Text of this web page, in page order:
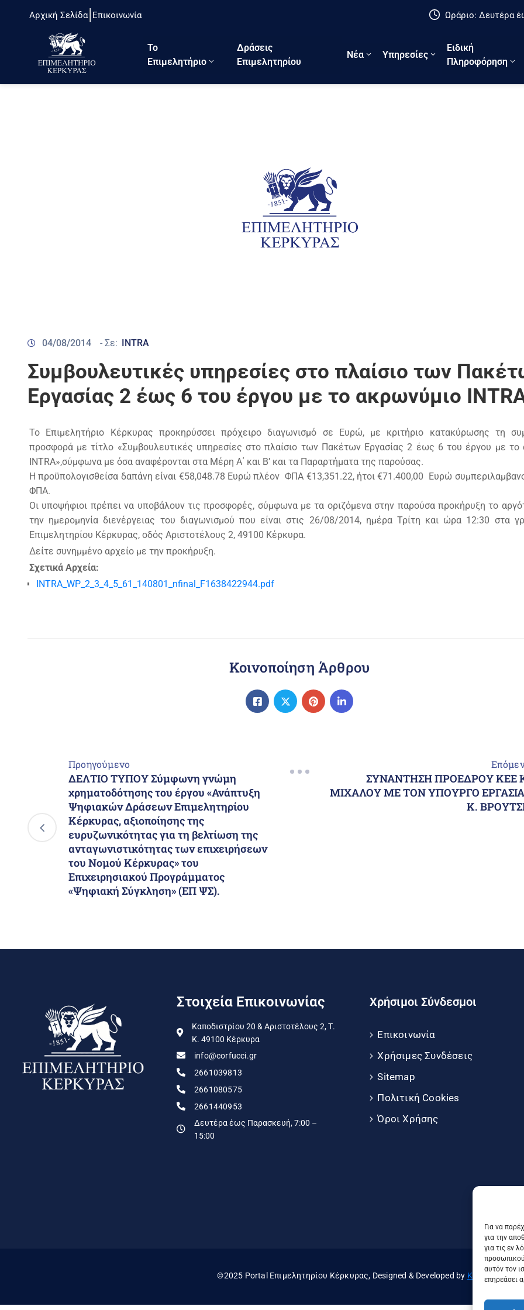
Για να
για την
για τις εν
αυτόν τον
επηρεάσει
Αρχική Σελίδα Επικοινωνία Ωράριο: Δευτέρα
Το
Eπιμελητήριο
Δράσεις
Επιμελητηρίου
Νέα Υπηρεσίες
Ειδική
Πληροφόρηση
04/08/2014 - Σε: INTRA
Συμβουλευτικές υπηρεσίες στο πλαίσιο των
Εργασίας 2 έως 6 του έργου με το ακρωνύμιο
Το Επιμελητήριο Κέρκυρας προκηρύσσει πρόχειρο διαγωνισμό σε Ευρώ, με κριτήριο κατακύρωσης τη
προσφορά με τίτλο «Συμβουλευτικές υπηρεσίες στο πλαίσιο των Πακέτων Εργασίας 2 έως 6 του έργου με το
INTRA»,σύμφωνα με όσα αναφέρονται στα Μέρη Α΄ και Β’ και τα Παραρτήματα της παρούσας.
Η προϋπολογισθείσα δαπάνη είναι €58,048.78 Ευρώ πλέον ΦΠΑ €13,351.22, ήτοι €71.400,00 Ευρώ
ΦΠΑ.
Οι υποψήφιοι πρέπει να υποβάλουν τις προσφορές, σύμφωνα με τα οριζόμενα στην παρούσα προκήρυξη το
την ημερομηνία διενέργειας του διαγωνισμού που είναι στις 26/08/2014, ημέρα Τρίτη και ώρα 12:30 στα
Επιμελητηρίου Κέρκυρας, οδός Αριστοτέλους 2, 49100 Κέρκυρα.
Δείτε συνημμένο αρχείο με την προκήρυξη.
Σχετικά Αρχεία:
INTRA_WP_2_3_4_5_61_140801_nfinal_F1638422944.pdf
Κοινοποίηση Άρθρου
Προηγούμενο
ΔΕΛΤΙΟ ΤΥΠΟΥ Σύμφωνη γνώμη
χρηματοδότησης του έργου «Ανάπτυξη
Ψηφιακών Δράσεων Επιμελητηρίου
Κέρκυρας, αξιοποίησης της
ευρυζωνικότητας για τη βελτίωση της
ανταγωνιστικότητας των επιχειρήσεων
του Νομού Κέρκυρας» του
Επιχειρησιακού Προγράμματος
«Ψηφιακή Σύγκληση» (ΕΠ ΨΣ).
ΣΥΝΑΝΤΗΣΗ ΠΡΟΕΔΡΟΥ ΚΕΕ
ΜΙΧΑΛΟΥ ΜΕ ΤΟΝ ΥΠΟΥΡΓΟ
Κ.
Στοιχεία Επικοινωνίας
Καποδιστρίου 20 & Αριστοτέλους 2, Τ.
Κ. 49100 Κέρκυρα
info@corfucci.gr
2661039813
2661080575
2661440953
Δευτέρα έως Παρασκευή, 7:00 –
15:00
Χρήσιμοι Σύνδεσμοι
Επικοινωνία
Χρήσιμες Συνδέσεις
Sitemap
Πολιτική Cookies
Όροι Χρήσης
©2025 Portal Επιμελητηρίου Κέρκυρας, Designed & Developed by Knowledge